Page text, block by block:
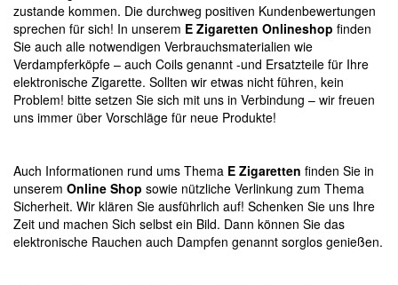
zustande kommen. Die durchweg positiven Kundenbewertungen
sprechen für sich! In unserem E Zigaretten Onlineshop finden
Sie auch alle notwendigen Verbrauchsmaterialien wie
Verdampferköpfe – auch Coils genannt -und Ersatzteile für Ihre
elektronische Zigarette. Sollten wir etwas nicht führen, kein
Problem! bitte setzen Sie sich mit uns in Verbindung – wir freuen
uns immer über Vorschläge für neue Produkte!
Auch Informationen rund ums Thema E Zigaretten finden Sie in
unserem Online Shop sowie nützliche Verlinkung zum Thema
Sicherheit. Wir klären Sie ausführlich auf! Schenken Sie uns Ihre
Zeit und machen Sich selbst ein Bild. Dann können Sie das
elektronische Rauchen auch Dampfen genannt sorglos genießen.